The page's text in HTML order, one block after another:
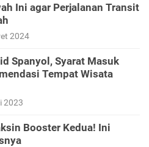
Ini agar Perjalanan Transit
2024
Spanyol, Syarat Masuk
Tempat Wisata
2023
Booster Kedua! Ini